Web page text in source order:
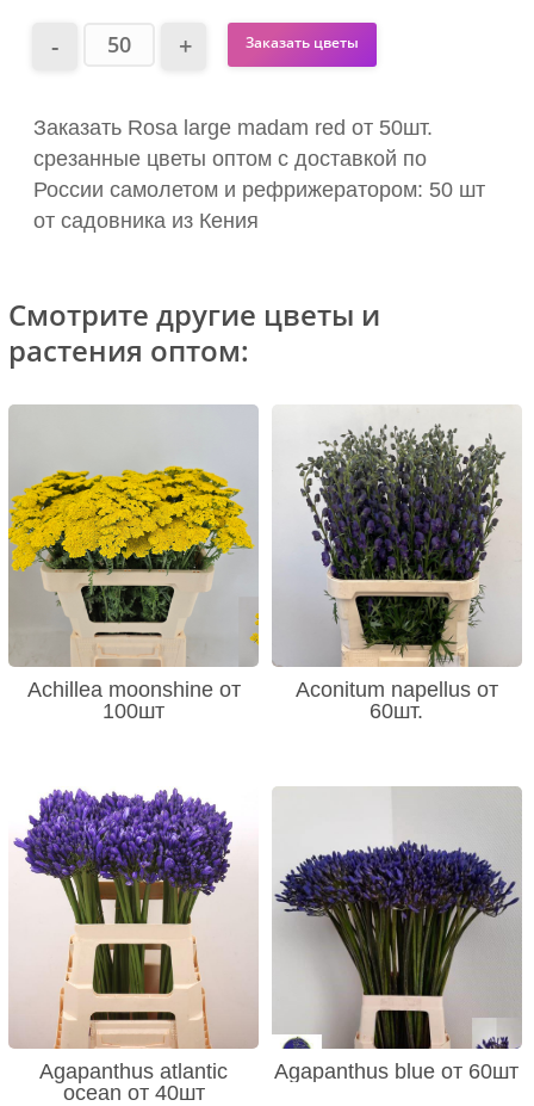
Заказать цветы
Заказать Rosa large madam red от 50шт.
срезанные цветы оптом с доставкой по
России самолетом и рефрижератором: 50 шт
от садовника из Кения
Смотрите другие цветы и
растения оптом:
Achillea moonshine от
100шт
Aconitum napellus от
60шт.
Agapanthus atlantic
ocean от 40шт
Agapanthus blue от 60шт